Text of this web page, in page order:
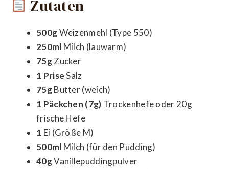
Zutaten
500gWeizenmehl (Type 550)
250ml Milch (lauwarm)
75gZucker
1 PriseSalz
75gButter (weich)
1 Päckchen (7g) Trockenhefe oder 20g
frische Hefe
1 Ei (Größe M)
500ml Milch (für den Pudding)
40gVanillepuddingpulver